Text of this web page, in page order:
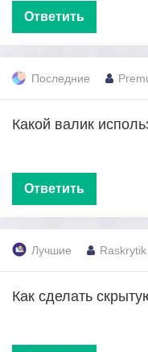
Ответить
Последние
Какой валик
Ответить
Лучшие Raskrytik
Как сделать